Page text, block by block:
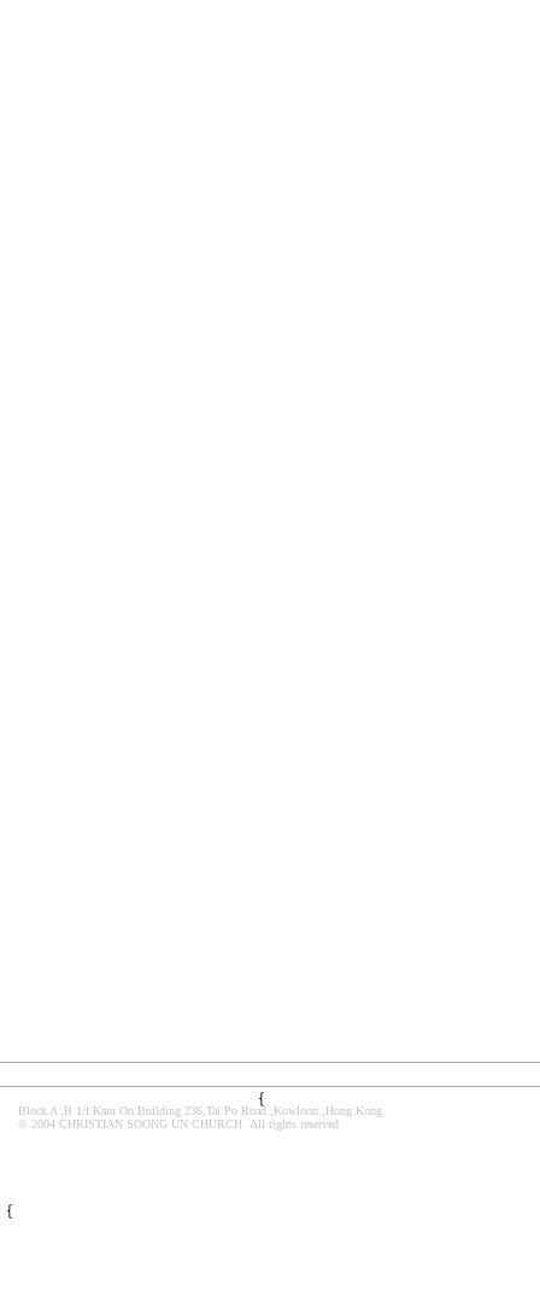
﹛
Block A ,B 1/f Kam On Building 236,Tai Po Road ,Kowloon ,Hong Kong
© 2004 CHRISTIAN SOONG UN CHURCH All rights reserved
﹛